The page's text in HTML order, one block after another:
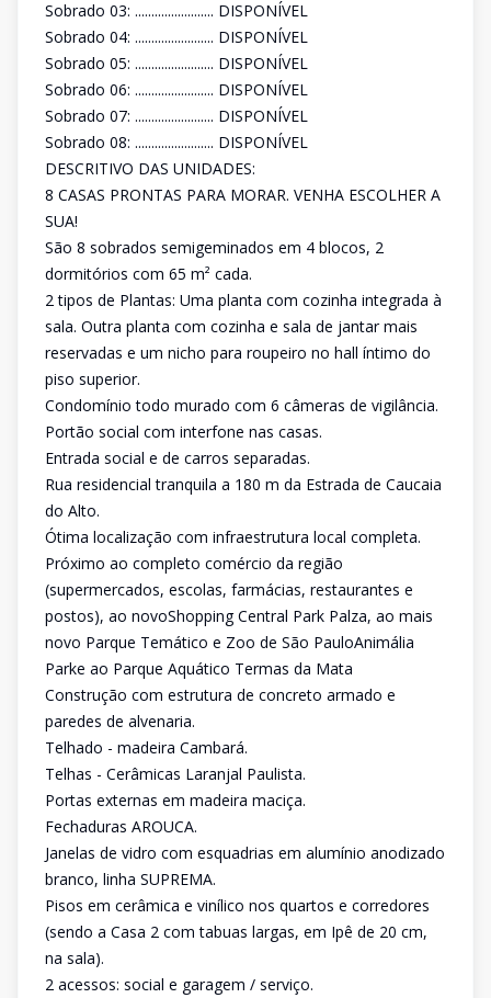
Sobrado 03: ........................ DISPONÍVEL
Sobrado 04: ........................ DISPONÍVEL
Sobrado 05: ........................ DISPONÍVEL
Sobrado 06: ........................ DISPONÍVEL
Sobrado 07: ........................ DISPONÍVEL
Sobrado 08: ........................ DISPONÍVEL
DESCRITIVO DAS UNIDADES:
8 CASAS PRONTAS PARA MORAR. VENHA ESCOLHER A
SUA!
São 8 sobrados semigeminados em 4 blocos, 2
dormitórios com 65 m² cada.
2 tipos de Plantas: Uma planta com cozinha integrada à
sala. Outra planta com cozinha e sala de jantar mais
reservadas e um nicho para roupeiro no hall íntimo do
piso superior.
Condomínio todo murado com 6 câmeras de vigilância.
Portão social com interfone nas casas.
Entrada social e de carros separadas.
Rua residencial tranquila a 180 m da Estrada de Caucaia
do Alto.
Ótima localização com infraestrutura local completa.
Próximo ao completo comércio da região
(supermercados, escolas, farmácias, restaurantes e
postos), ao novoShopping Central Park Palza, ao mais
novo Parque Temático e Zoo de São PauloAnimália
Parke ao Parque Aquático Termas da Mata
Construção com estrutura de concreto armado e
paredes de alvenaria.
Telhado - madeira Cambará.
Telhas - Cerâmicas Laranjal Paulista.
Portas externas em madeira maciça.
Fechaduras AROUCA.
Janelas de vidro com esquadrias em alumínio anodizado
branco, linha SUPREMA.
Pisos em cerâmica e vinílico nos quartos e corredores
(sendo a Casa 2 com tabuas largas, em Ipê de 20 cm,
na sala).
2 acessos: social e garagem / serviço.